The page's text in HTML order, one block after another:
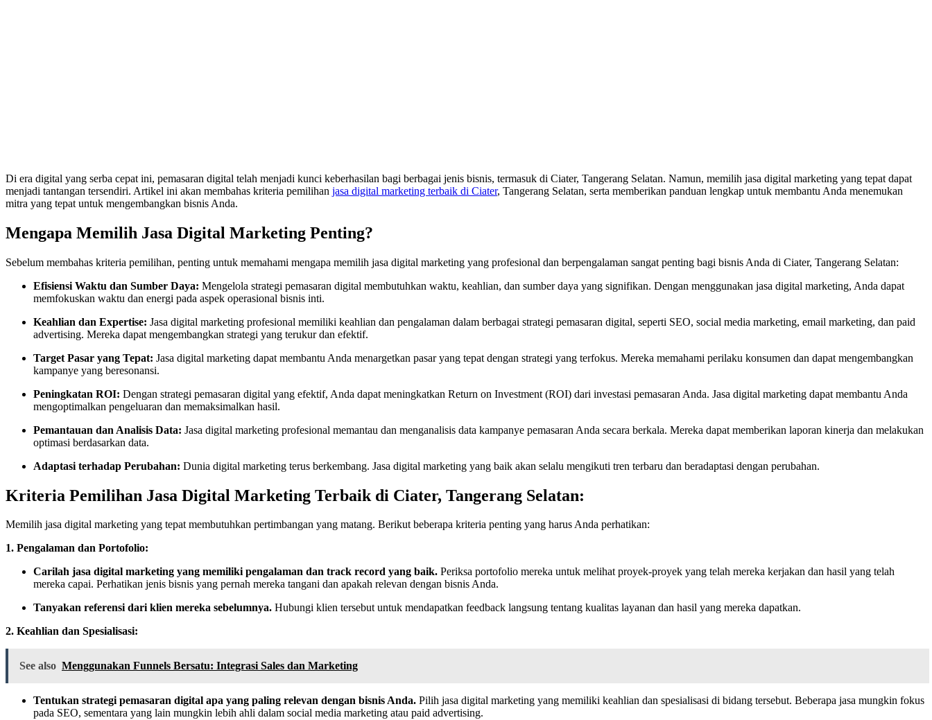
Di era digital yang serba cepat ini, pemasaran digital telah menjadi kunci keberhasilan bagi berbagai jenis bisnis, termasuk di Ciater, Tangerang Selatan. Namun, memilih jasa digital marketing yang tepat dapat
menjadi tantangan tersendiri. Artikel ini akan membahas kriteria pemilihan jasa digital marketing terbaik di Ciater, Tangerang Selatan, serta memberikan panduan lengkap untuk membantu Anda menemukan
mitra yang tepat untuk mengembangkan bisnis Anda.
Mengapa Memilih Jasa Digital Marketing Penting?
Sebelum membahas kriteria pemilihan, penting untuk memahami mengapa memilih jasa digital marketing yang profesional dan berpengalaman sangat penting bagi bisnis Anda di Ciater, Tangerang Selatan:
Efisiensi Waktu dan Sumber Daya: Mengelola strategi pemasaran digital membutuhkan waktu, keahlian, dan sumber daya yang signifikan. Dengan menggunakan jasa digital marketing, Anda dapat
memfokuskan waktu dan energi pada aspek operasional bisnis inti.
Keahlian dan Expertise: Jasa digital marketing profesional memiliki keahlian dan pengalaman dalam berbagai strategi pemasaran digital, seperti SEO, social media marketing, email marketing, dan paid
advertising. Mereka dapat mengembangkan strategi yang terukur dan efektif.
Target Pasar yang Tepat: Jasa digital marketing dapat membantu Anda menargetkan pasar yang tepat dengan strategi yang terfokus. Mereka memahami perilaku konsumen dan dapat mengembangkan
kampanye yang beresonansi.
Peningkatan ROI: Dengan strategi pemasaran digital yang efektif, Anda dapat meningkatkan Return on Investment (ROI) dari investasi pemasaran Anda. Jasa digital marketing dapat membantu Anda
mengoptimalkan pengeluaran dan memaksimalkan hasil.
Pemantauan dan Analisis Data: Jasa digital marketing profesional memantau dan menganalisis data kampanye pemasaran Anda secara berkala. Mereka dapat memberikan laporan kinerja dan melakukan
optimasi berdasarkan data.
Adaptasi terhadap Perubahan: Dunia digital marketing terus berkembang. Jasa digital marketing yang baik akan selalu mengikuti tren terbaru dan beradaptasi dengan perubahan.
Kriteria Pemilihan Jasa Digital Marketing Terbaik di Ciater, Tangerang Selatan:
Memilih jasa digital marketing yang tepat membutuhkan pertimbangan yang matang. Berikut beberapa kriteria penting yang harus Anda perhatikan:
1. Pengalaman dan Portofolio:
Carilah jasa digital marketing yang memiliki pengalaman dan track record yang baik. Periksa portofolio mereka untuk melihat proyek-proyek yang telah mereka kerjakan dan hasil yang telah
mereka capai. Perhatikan jenis bisnis yang pernah mereka tangani dan apakah relevan dengan bisnis Anda.
Tanyakan referensi dari klien mereka sebelumnya. Hubungi klien tersebut untuk mendapatkan feedback langsung tentang kualitas layanan dan hasil yang mereka dapatkan.
2. Keahlian dan Spesialisasi:
See also Menggunakan Funnels Bersatu: Integrasi Sales dan Marketing
Tentukan strategi pemasaran digital apa yang paling relevan dengan bisnis Anda. Pilih jasa digital marketing yang memiliki keahlian dan spesialisasi di bidang tersebut. Beberapa jasa mungkin fokus
pada SEO, sementara yang lain mungkin lebih ahli dalam social media marketing atau paid advertising.